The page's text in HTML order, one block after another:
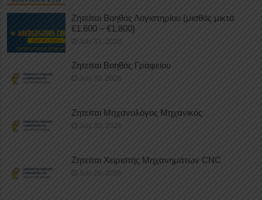
Ζητείται Βοηθός Λογιστηρίου (μισθός μικτά
€1.600 – €1.800)
July 31, 2026
Ζητείται Βοηθός Γραφείου
July 30, 2026
Ζητείται Μηχανολόγος Μηχανικός
July 30, 2026
Ζητείται Χειριστής Μηχανημάτων CNC
July 29, 2026